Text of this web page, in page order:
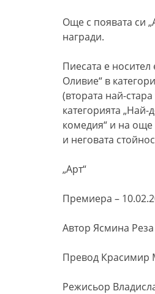
Още с появата си
награди.
Пиесата е носител
Оливие“ в
(втората най-
категорията
комедия“ и на още
и неговата
„Арт“
Премиера –
Автор Ясмина Реза
Превод Красимир
Режисьор